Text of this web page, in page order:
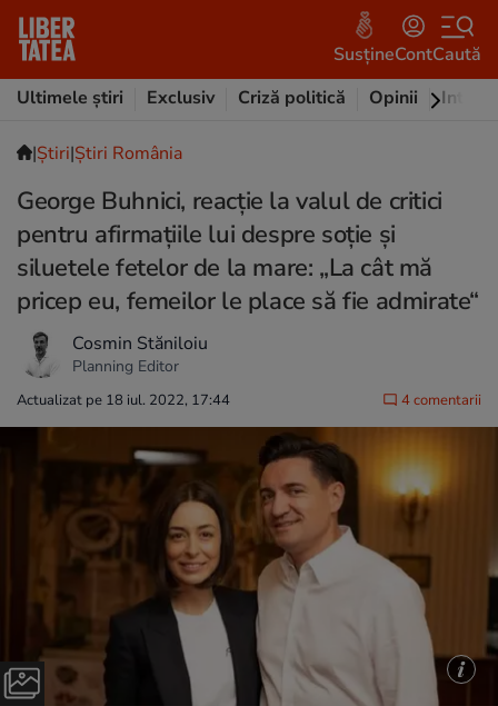
SusțineContCaută
Ultimele știri
Exclusiv Criză politică Opinii
|Ştiri|Știri România
George Buhnici, reacție la valul de critici
pentru afirmațiile lui despre soție și
siluetele fetelor de la mare: „La cât mă
pricep eu, femeilor le place să fie admirate“
Cosmin Stăniloiu
Planning Editor
Actualizat pe 18 iul. 2022, 17:44 4 comentarii